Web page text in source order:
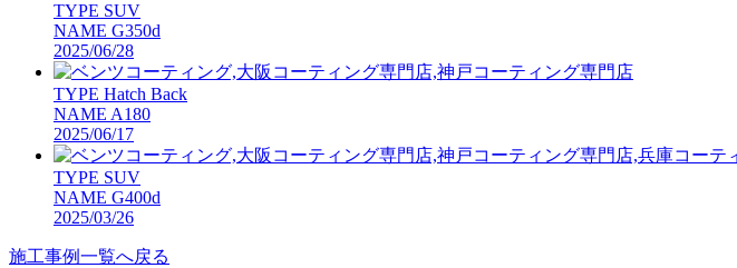
TYPE SUV
NAME G350d
2025/06/28
TYPE Hatch Back
NAME A180
2025/06/17
TYPE SUV
NAME G400d
2025/03/26
施工事例一覧へ戻る